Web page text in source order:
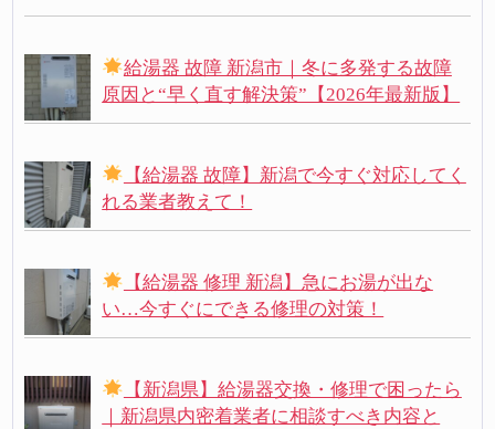
給湯器 故障 新潟市｜冬に多発する故障
原因と“早く直す解決策”【2026年最新版】
【給湯器 故障】新潟で今すぐ対応してく
れる業者教えて！
【給湯器 修理 新潟】急にお湯が出な
い…今すぐにできる修理の対策！
【新潟県】給湯器交換・修理で困ったら
｜新潟県内密着業者に相談すべき内容と